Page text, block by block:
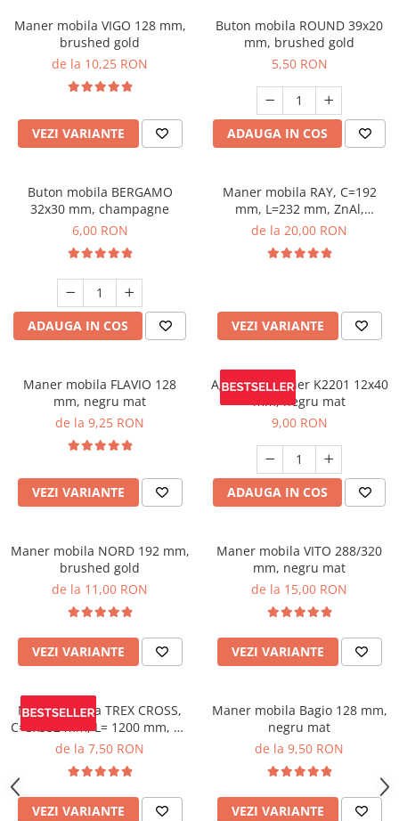
Maner mobila VIGO 128 mm,
brushed gold
de la 10,25 RON
VEZI VARIANTE
Buton mobila ROUND 39x20
mm, brushed gold
5,50 RON
ADAUGA IN COS
Buton mobila BERGAMO
32x30 mm, champagne
6,00 RON
ADAUGA IN COS
Maner mobila RAY, C=192
mm, L=232 mm, ZnAl,
brushed gold
de la 20,00 RON
VEZI VARIANTE
Maner mobila FLAVIO 128
mm, negru mat
de la 9,25 RON
VEZI VARIANTE
Agatatoare cuier K2201 12x40
mm, negru mat
9,00 RON
ADAUGA IN COS
Maner mobila NORD 192 mm,
brushed gold
de la 11,00 RON
VEZI VARIANTE
Maner mobila VITO 288/320
mm, negru mat
de la 15,00 RON
VEZI VARIANTE
Maner mobila TREX CROSS,
C=3x352 mm, L= 1200 mm, Al,
brushed gold
de la 7,50 RON
VEZI VARIANTE
Maner mobila Bagio 128 mm,
negru mat
de la 9,50 RON
VEZI VARIANTE